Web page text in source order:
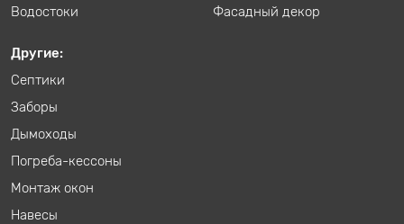
Водостоки
Фасадный декор
Другие:
Септики
Заборы
Дымоходы
Погреба-кессоны
Монтаж окон
Навесы